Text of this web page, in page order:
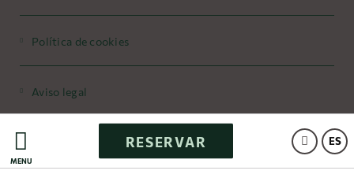
MENÚ
ES
RESERVAR
Política de cookies
Aviso legal